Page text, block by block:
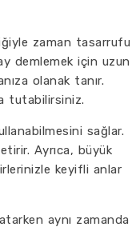
zaman tasarrufu
demlemek için uzun
olanak tanır.
tutabilirsiniz.
sağlar.
Ayrıca, büyük
keyifli anlar
aynı zamanda